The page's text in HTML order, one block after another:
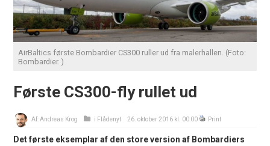
AirBaltics første Bombardier CS300 ruller ud fra malerhallen. (Foto:
Bombardier. )
Første CS300-fly rullet ud
Af:Andreas Krog i Flådenyt 26. oktober 2016 kl. 00:00 Print
Det første eksemplar af den store version af Bombardiers